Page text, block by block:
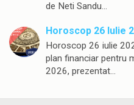
de Neti Sandu…
Horoscop 26 Iulie
Horoscop 26 iulie
plan financiar pentru
2026, prezentat…